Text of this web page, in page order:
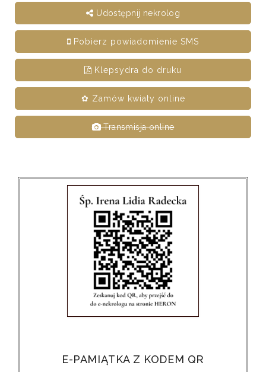
Udostępnij nekrolog
Pobierz powiadomienie SMS
Klepsydra do druku
✿ Zamów kwiaty online
Transmisja online
E-PAMIĄTKA Z KODEM QR